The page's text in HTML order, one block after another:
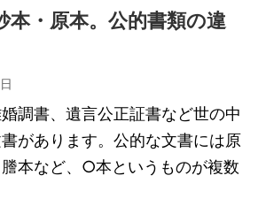
本・原本。公的書類の違
調書、遺言公正証書など世の中
があります。公的な文書には原
本など、○本というものが複数